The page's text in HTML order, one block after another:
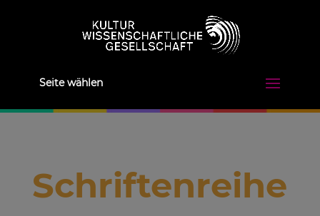
Seite wählen
Schriftenreihe